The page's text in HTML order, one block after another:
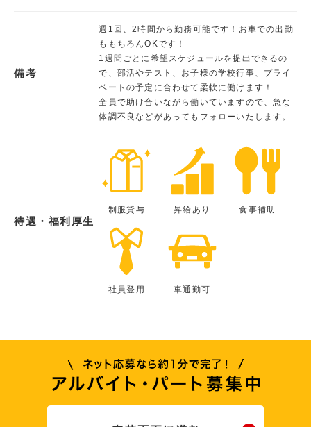
備考
週1回、2時間から勤務可能です！お車での出勤
ももちろんOKです！
1週間ごとに希望スケジュールを提出できるの
で、部活やテスト、お子様の学校行事、プライ
ベートの予定に合わせて柔軟に働けます！
全員で助け合いながら働いていますので、急な
体調不良などがあってもフォローいたします。
待遇・福利厚生
制服貸与 昇給あり 食事補助
社員登用 車通勤可